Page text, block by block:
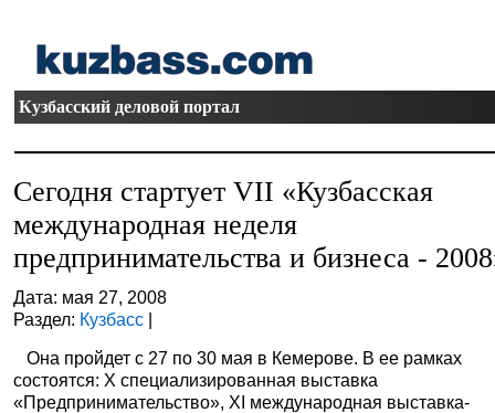
Кузбасский деловой портал
Сегодня стартует VII «Кузбасская
международная неделя
предпринимательства и бизнеса -
Дата: мая 27, 2008
Раздел: Кузбасс |
Она пройдет с 27 по 30 мая в Кемерове. В ее рамках
состоятся: Х специализированная выставка
«Предпринимательство», XI международная выставка-